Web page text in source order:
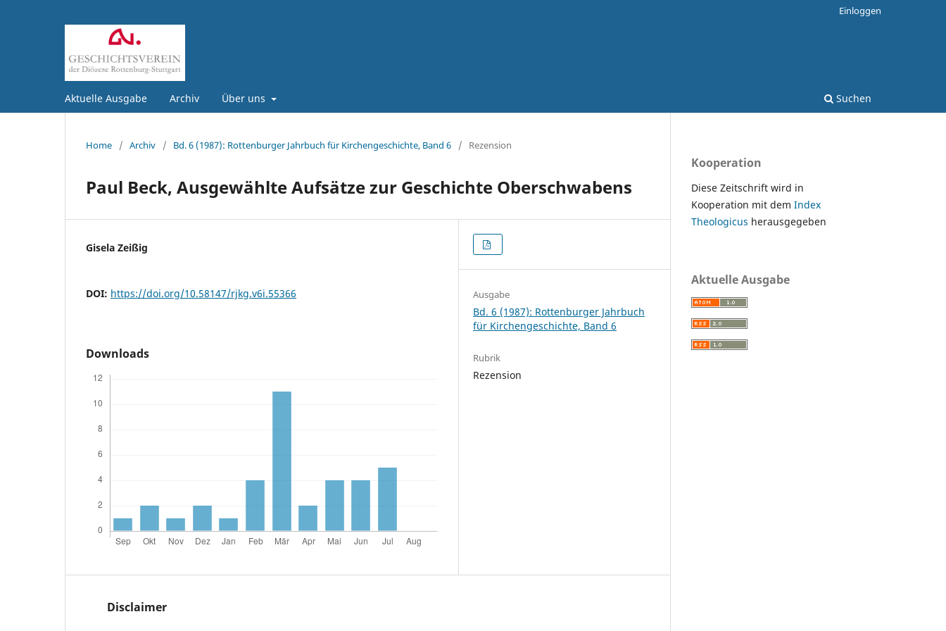
Aktuelle Ausgabe Archiv Über uns Suchen
Einloggen
Home / Archiv / Bd. 6 (1987): Rottenburger Jahrbuch für Kirchengeschichte, Band 6 / Rezension
Paul Beck, Ausgewählte Aufsätze zur Geschichte Oberschwabens
Gisela Zeißig
DOI: https://doi.org/10.58147/rjkg.v6i.55366
Downloads
Ausgabe
Bd. 6 (1987): Rottenburger Jahrbuch
für Kirchengeschichte, Band 6
Rubrik
Rezension
Disclaimer
Kooperation
Diese Zeitschrift wird in
Kooperation mit dem Index
Theologicus herausgegeben
Aktuelle Ausgabe